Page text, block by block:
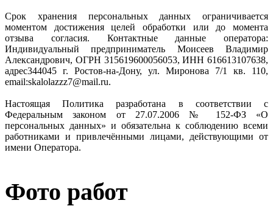
Срок хранения персональных данных ограничивается
моментом достижения целей обработки или до момента
отзыва согласия. Контактные данные оператора:
Индивидуальный предприниматель Моисеев Владимир
Александрович, ОГРН 315619600056053, ИНН 616613107638,
адрес344045 г. Ростов-на-Дону, ул. Миронова 7/1 кв. 110,
email:skalolazzz7@mail.ru.
Настоящая Политика разработана в соответствии с
Федеральным законом от 27.07.2006 № 152-ФЗ «О
персональных данных» и обязательна к соблюдению всеми
работниками и привлечёнными лицами, действующими от
имени Оператора.
Фото работ